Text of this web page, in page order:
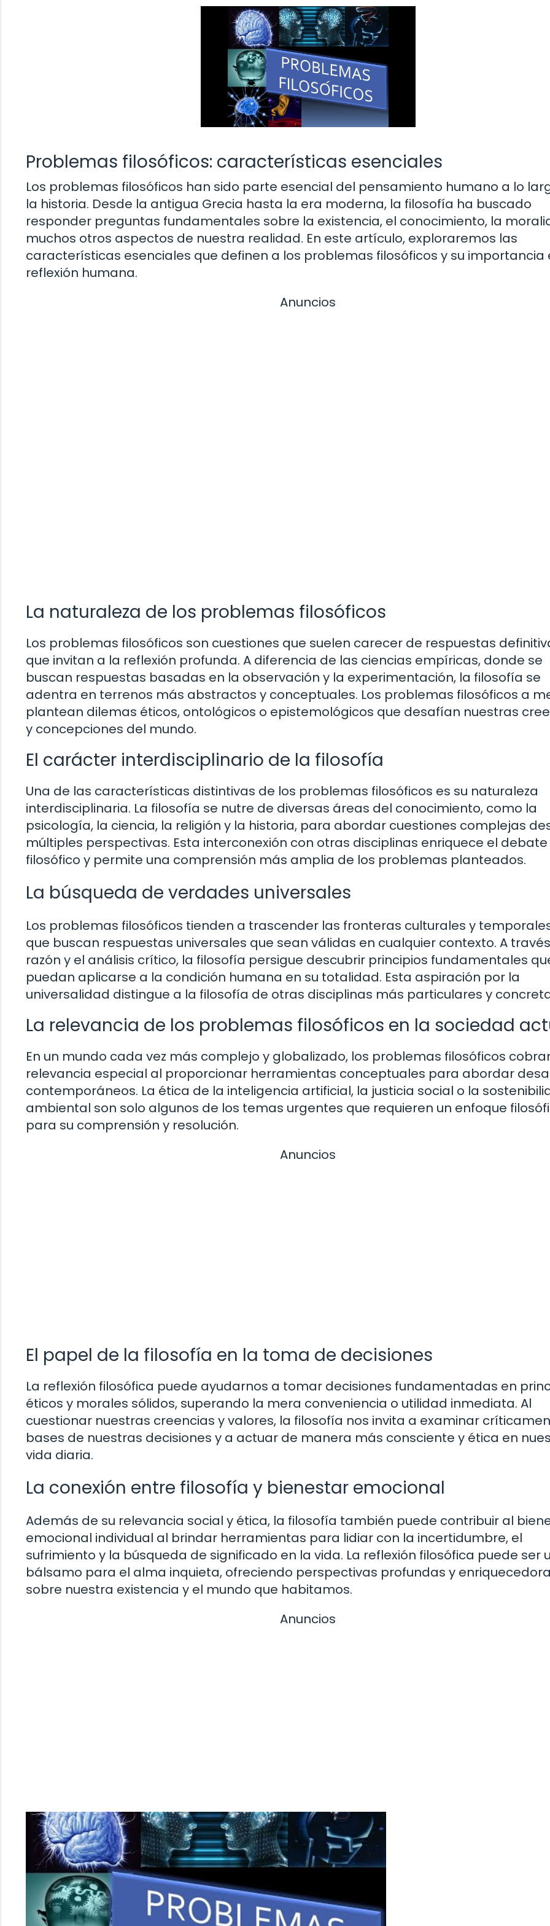
Problemas filosóficos: características esenciales
Los problemas filosóficos han sido parte esencial del pensamiento humano a lo
la historia. Desde la antigua Grecia hasta la era moderna, la filosofía ha buscado
responder preguntas fundamentales sobre la existencia, el conocimiento, la
muchos otros aspectos de nuestra realidad. En este artículo, exploraremos las
características esenciales que definen a los problemas filosóficos y su importancia
reflexión humana.
Anuncios
La naturaleza de los problemas filosóficos
Los problemas filosóficos son cuestiones que suelen carecer de respuestas
que invitan a la reflexión profunda. A diferencia de las ciencias empíricas, donde se
buscan respuestas basadas en la observación y la experimentación, la filosofía se
adentra en terrenos más abstractos y conceptuales. Los problemas filosóficos a
plantean dilemas éticos, ontológicos o epistemológicos que desafían nuestras
y concepciones del mundo.
El carácter interdisciplinario de la filosofía
Una de las características distintivas de los problemas filosóficos es su naturaleza
interdisciplinaria. La filosofía se nutre de diversas áreas del conocimiento, como la
psicología, la ciencia, la religión y la historia, para abordar cuestiones complejas
múltiples perspectivas. Esta interconexión con otras disciplinas enriquece el debate
filosófico y permite una comprensión más amplia de los problemas planteados.
La búsqueda de verdades universales
Los problemas filosóficos tienden a trascender las fronteras culturales y
que buscan respuestas universales que sean válidas en cualquier contexto. A
razón y el análisis crítico, la filosofía persigue descubrir principios fundamentales
puedan aplicarse a la condición humana en su totalidad. Esta aspiración por la
universalidad distingue a la filosofía de otras disciplinas más particulares y
La relevancia de los problemas filosóficos en la sociedad
En un mundo cada vez más complejo y globalizado, los problemas filosóficos
relevancia especial al proporcionar herramientas conceptuales para abordar
contemporáneos. La ética de la inteligencia artificial, la justicia social o la
ambiental son solo algunos de los temas urgentes que requieren un enfoque
para su comprensión y resolución.
Anuncios
El papel de la filosofía en la toma de decisiones
La reflexión filosófica puede ayudarnos a tomar decisiones fundamentadas en
éticos y morales sólidos, superando la mera conveniencia o utilidad inmediata. Al
cuestionar nuestras creencias y valores, la filosofía nos invita a examinar
bases de nuestras decisiones y a actuar de manera más consciente y ética en
vida diaria.
La conexión entre filosofía y bienestar emocional
Además de su relevancia social y ética, la filosofía también puede contribuir al
emocional individual al brindar herramientas para lidiar con la incertidumbre, el
sufrimiento y la búsqueda de significado en la vida. La reflexión filosófica puede ser
bálsamo para el alma inquieta, ofreciendo perspectivas profundas y
sobre nuestra existencia y el mundo que habitamos.
Anuncios